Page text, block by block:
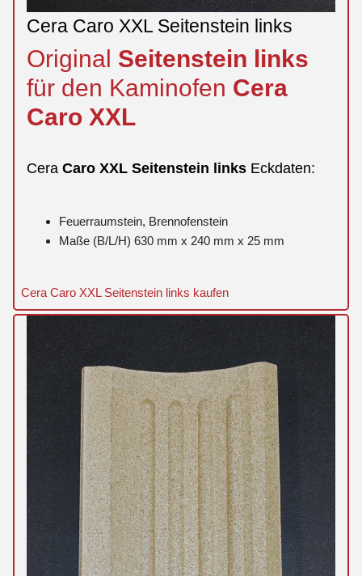
Cera Caro XXL Seitenstein links
Original Seitenstein links
für den Kaminofen Cera
Caro XXL
Cera Caro XXL Seitenstein links Eckdaten:
Feuerraumstein, Brennofenstein
Maße (B/L/H) 630 mm x 240 mm x 25 mm
Cera Caro XXL Seitenstein links kaufen